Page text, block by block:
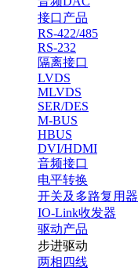
接口产品
RS-422/485
RS-232
隔离接口
LVDS
MLVDS
SER/DES
M-BUS
HBUS
DVI/HDMI
音频接口
电平转换
开关及多路复用器
IO-Link收发器
驱动产品
步进驱动
两相四线